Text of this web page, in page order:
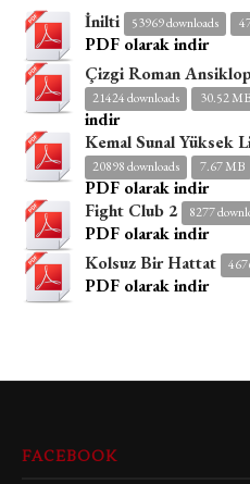
İnilti 53969 downloads
PDF olarak indir
Çizgi Roman
21424 downloads 30.52 MB
indir
Kemal Sunal Yüksek
20898 downloads 7.67 MB
PDF olarak indir
Fight Club 2
8277
PDF olarak indir
Kolsuz Bir Hattat
PDF olarak indir
FACEBOOK